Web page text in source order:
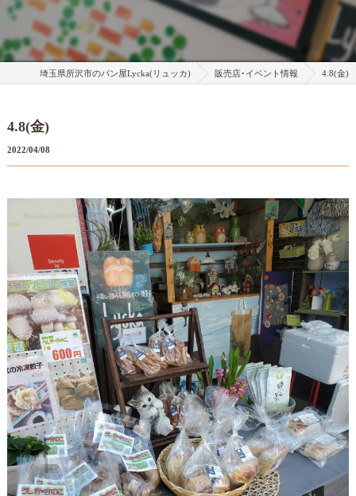
埼玉県所沢市のパン屋Lycka(リュッカ) 販売店･イベント情報 4.8(金)
4.8(金)
2022/04/08